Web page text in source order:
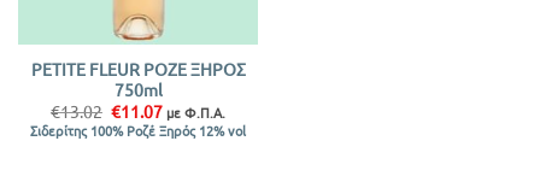
PETITE FLEUR ΡΟΖΕ ΞΗΡΟΣ
750ml
€13.02 Original
price
was:
€11.07Η
τρέχουσα
τιμή
με Φ.Π.Α.
Σιδερίτης 100% Ροζέ Ξηρός 12% vol